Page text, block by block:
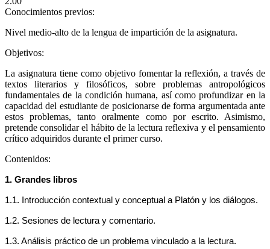
Conocimientos previos:
Nivel medio-alto de la lengua de impartición de la asignatura.
Objetivos:
La asignatura tiene como objetivo fomentar la reflexión, a través de
textos literarios y filosóficos, sobre problemas antropológicos
fundamentales de la condición humana, así como profundizar en la
capacidad del estudiante de posicionarse de forma argumentada ante
estos problemas, tanto oralmente como por escrito. Asimismo,
pretende consolidar el hábito de la lectura reflexiva y el pensamiento
crítico adquiridos durante el primer curso.
Contenidos:
1. Grandes libros
1.1. Introducción contextual y conceptual a Platón y los diálogos.
1.2. Sesiones de lectura y comentario.
1.3. Análisis práctico de un problema vinculado a la lectura.